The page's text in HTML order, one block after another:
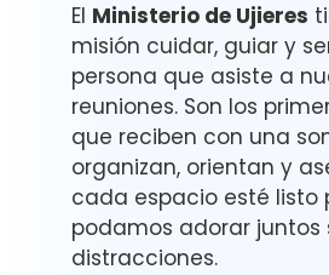
El Ministerio de Ujieres
misión cuidar, guiar y
persona que asiste a
reuniones. Son los
que reciben con una
organizan, orientan y
cada espacio esté listo
podamos adorar juntos
distracciones.